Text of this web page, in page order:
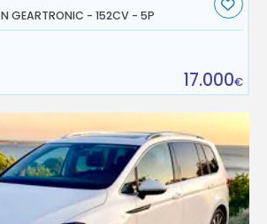
GEARTRONIC - 152CV - 5P
17.000€